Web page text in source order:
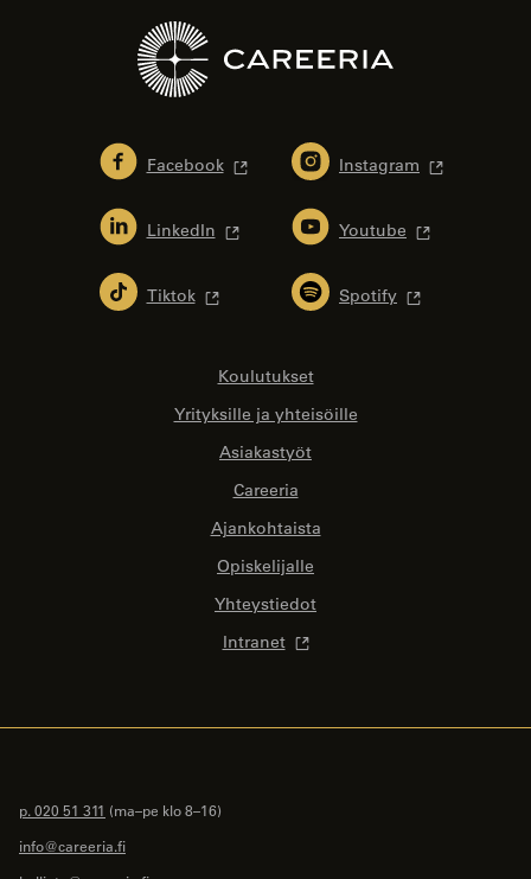
Facebook Instagram
LinkedIn Youtube
Tiktok Spotify
Koulutukset
Yrityksille ja yhteisöille
Asiakastyöt
Careeria
Ajankohtaista
Opiskelijalle
Yhteystiedot
Intranet
p. 020 51 311 (ma–pe klo 8–16)
info@careeria.fi